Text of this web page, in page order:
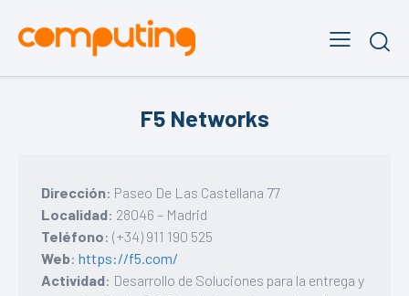
F5 Networks
Dirección: Paseo De Las Castellana 77
Localidad: 28046 – Madrid
Teléfono: (+34) 911 190 525
Web: https://f5.com/
Actividad: Desarrollo de Soluciones para la entrega y